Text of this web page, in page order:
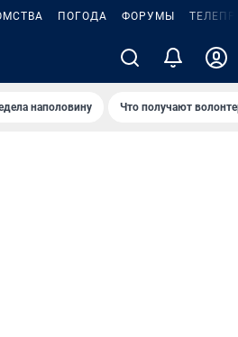
ПОГОДА ФОРУМЫ
наполовину Что получают